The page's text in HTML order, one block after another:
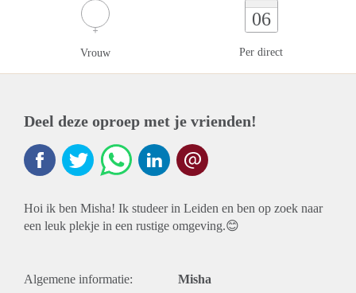
Vrouw
06
Per direct
Deel deze oproep met je vrienden!
Hoi ik ben Misha! Ik studeer in Leiden en ben op zoek naar
een leuk plekje in een rustige omgeving.😊
Algemene informatie: Misha